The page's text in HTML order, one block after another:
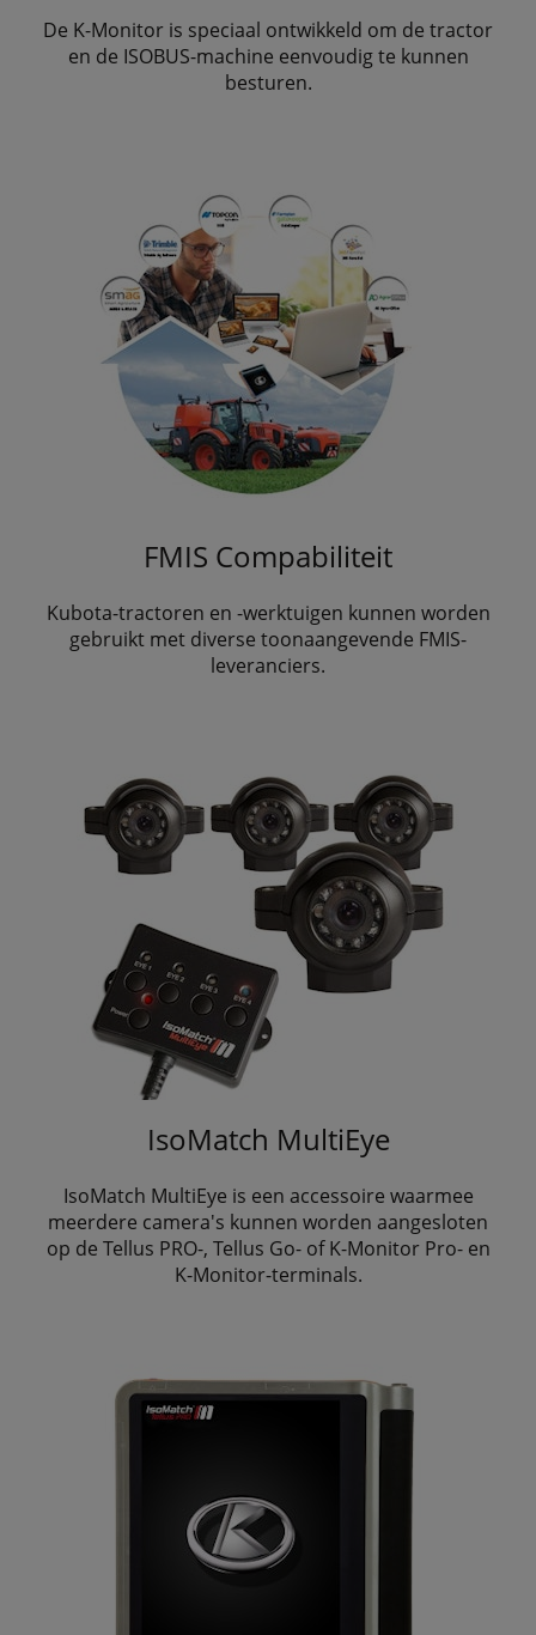
De K-Monitor is speciaal ontwikkeld om de tractor
en de ISOBUS-machine eenvoudig te kunnen
besturen.
FMIS Compabiliteit
Kubota-tractoren en -werktuigen kunnen worden
gebruikt met diverse toonaangevende FMIS-
leveranciers.
IsoMatch MultiEye
IsoMatch MultiEye is een accessoire waarmee
meerdere camera's kunnen worden aangesloten
op de Tellus PRO-, Tellus Go- of K-Monitor Pro- en
K-Monitor-terminals.